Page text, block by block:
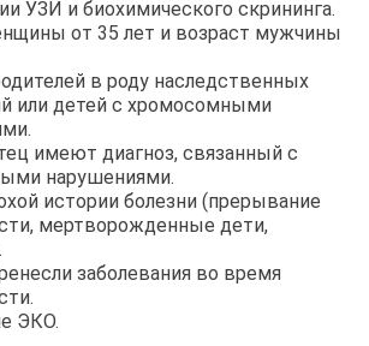
УЗИ и биохимического скрининга.
от 35 лет и возраст мужчины
в роду наследственных
или детей с хромосомными
имеют диагноз, связанный с
нарушениями.
истории болезни (прерывание
мертворожденные дети,
заболевания во время
ЭКО.